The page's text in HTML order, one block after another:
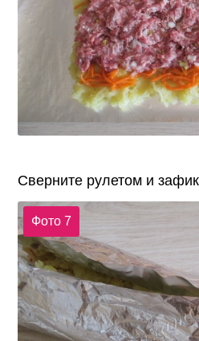
Сверните рулетом и
Фото 7